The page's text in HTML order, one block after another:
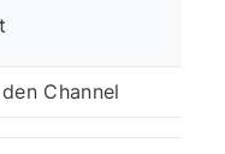
Channel